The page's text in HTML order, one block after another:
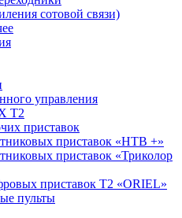
сотовой связи)
управления
Т2
приставок
приставок «НТВ +»
приставок «Триколор
приставок Т2 «ORIEL»
пульты